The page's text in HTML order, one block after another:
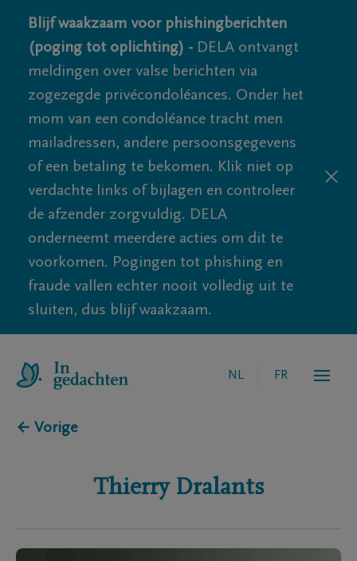
Blijf waakzaam voor phishingberichten
(poging tot oplichting) - DELA ontvangt
meldingen over valse berichten via
zogezegde privécondoléances. Onder het
mom van een condoléance tracht men
mailadressen, andere persoonsgegevens
of een betaling te bekomen. Klik niet op
verdachte links of bijlagen en controleer
de afzender zorgvuldig. DELA
onderneemt meerdere acties om dit te
voorkomen. Pogingen tot phishing en
fraude vallen echter nooit volledig uit te
sluiten, dus blijf waakzaam.
NL FR
← Vorige
Thierry Dralants